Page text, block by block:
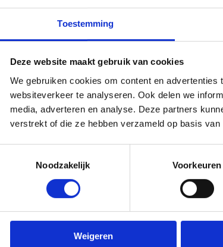
Toestemming
Deze website maakt gebruik van cookies
We gebruiken cookies om content en
websiteverkeer te analyseren. Ook delen we
media, adverteren en analyse. Deze partners
verstrekt of die ze hebben verzameld op basis
Noodzakelijk
Voorkeuren
Weigeren
Kies je ervoor om het
Lees de
Jouw feedback
Als je het spel bestelt, vragen
Heb je het spel gespeeld
Doet jouw sportclub